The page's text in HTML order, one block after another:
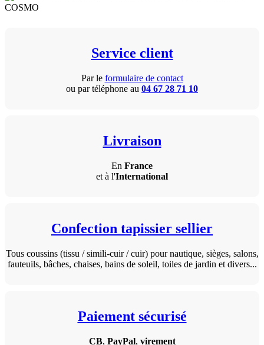
Service client
Par le formulaire de contact
ou par téléphone au 04 67 28 71 10
Livraison
En France
et à l'International
Confection tapissier sellier
Tous coussins (tissu / simili-cuir / cuir) pour nautique, sièges, salons,
fauteuils, bâches, chaises, bains de soleil, toiles de jardin et divers...
Paiement sécurisé
CB, PayPal, virement